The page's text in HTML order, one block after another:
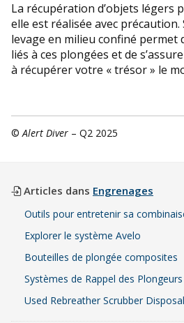
La récupération d’objets légers
elle est réalisée avec précaution.
levage en milieu confiné permet
liés à ces plongées et de
à récupérer votre « trésor » le
©Alert Diver – Q2 2025
Articles dans Engrenages
Outils pour entretenir sa
Explorer le système Avelo
Bouteilles de plongée composites
Systèmes de Rappel des Plongeurs
Used Rebreather Scrubber Disposal